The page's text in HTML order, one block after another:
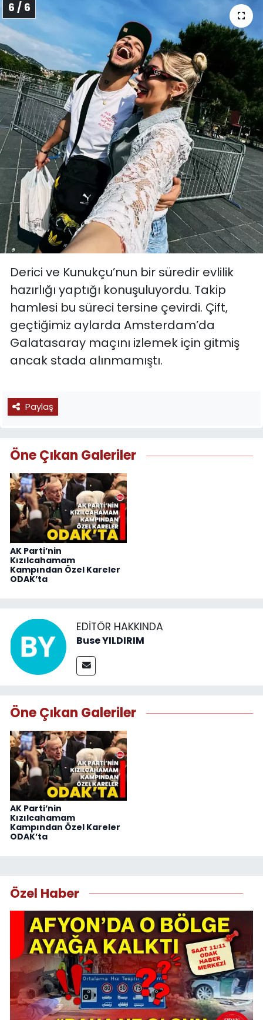
6 / 6
Derici ve Kunukçu’nun bir süredir evlilik
hazırlığı yaptığı konuşuluyordu. Takip
hamlesi bu süreci tersine çevirdi. Çift,
geçtiğimiz aylarda Amsterdam’da
Galatasaray maçını izlemek için gitmiş
ancak stada alınmamıştı.
Paylaş
Öne Çıkan Galeriler
AK Parti’nin
Kızılcahamam
Kampından Özel Kareler
ODAK’ta
EDITÖR HAKKINDA
Buse YILDIRIM
Öne Çıkan Galeriler
AK Parti’nin
Kızılcahamam
Kampından Özel Kareler
ODAK’ta
Özel Haber